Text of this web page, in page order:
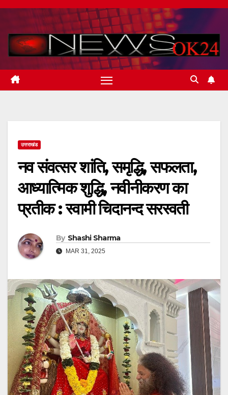
Skip
content
उत्तराखंड
नव संवत्सर शांति, समृद्धि, सफलता,
आध्यात्मिक शुद्धि, नवीनीकरण का
प्रतीक : स्वामी चिदानन्द सरस्वती
By Shashi Sharma
MAR 31, 2025